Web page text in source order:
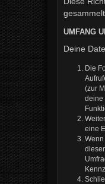
UMFANG
Deine
Die
(zur
deine
eine